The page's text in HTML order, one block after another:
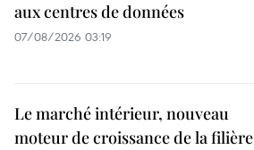
aux centres de données
07/08/2026 03:19
Le marché intérieur, nouveau
moteur de croissance de la filière